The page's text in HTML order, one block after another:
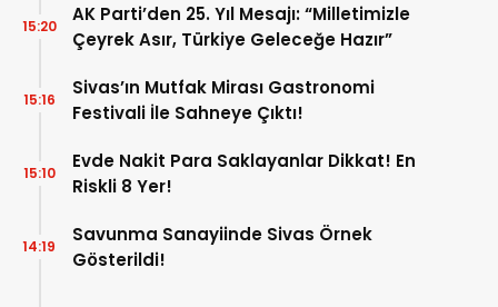
AK Parti’den 25. Yıl Mesajı: “Milletimizle
Çeyrek Asır, Türkiye Geleceğe Hazır”
15:20
Sivas’ın Mutfak Mirası Gastronomi
Festivali İle Sahneye Çıktı!
15:16
Evde Nakit Para Saklayanlar Dikkat! En
Riskli 8 Yer!
15:10
Savunma Sanayiinde Sivas Örnek
Gösterildi!
14:19